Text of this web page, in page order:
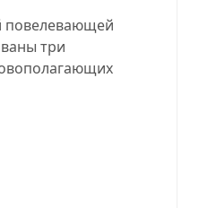
повелевающей
три